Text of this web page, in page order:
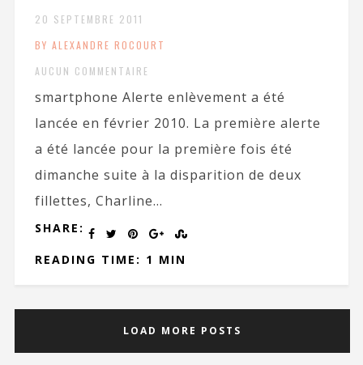
20 SEPTEMBRE 2011
BY ALEXANDRE ROCOURT
AUCUN COMMENTAIRE
smartphone Alerte enlèvement a été
lancée en février 2010. La première alerte
a été lancée pour la première fois été
dimanche suite à la disparition de deux
fillettes, Charline...
SHARE:
READING TIME: 1 MIN
LOAD MORE POSTS